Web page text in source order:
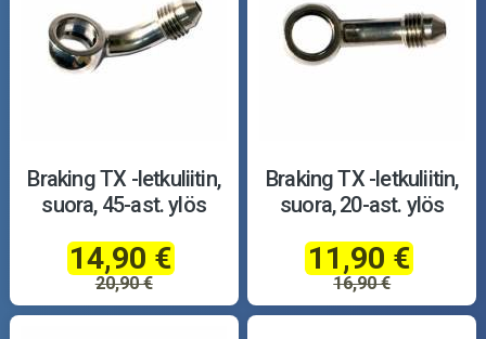
Braking TX -letkuliitin,
suora, 45-ast. ylös
14,90 €
20,90 €
Braking TX -letkuliitin,
suora, 20-ast. ylös
11,90 €
16,90 €